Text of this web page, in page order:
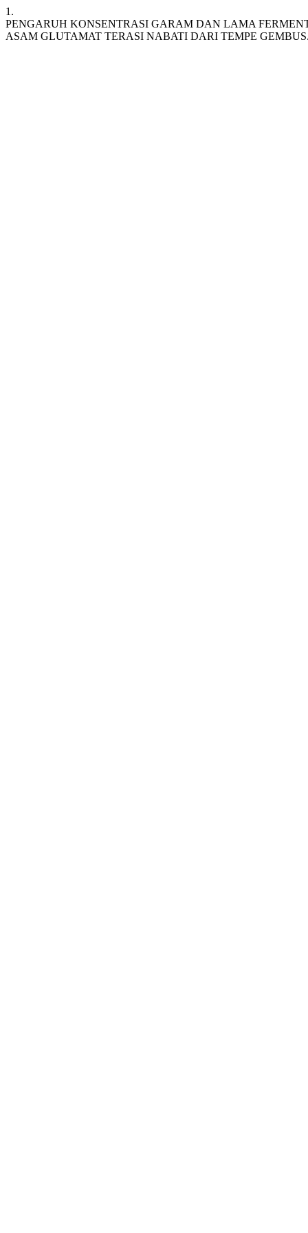
1.
PENGARUH KONSENTRASI GARAM DAN LAMA
ASAM GLUTAMAT TERASI NABATI DARI TEMPE